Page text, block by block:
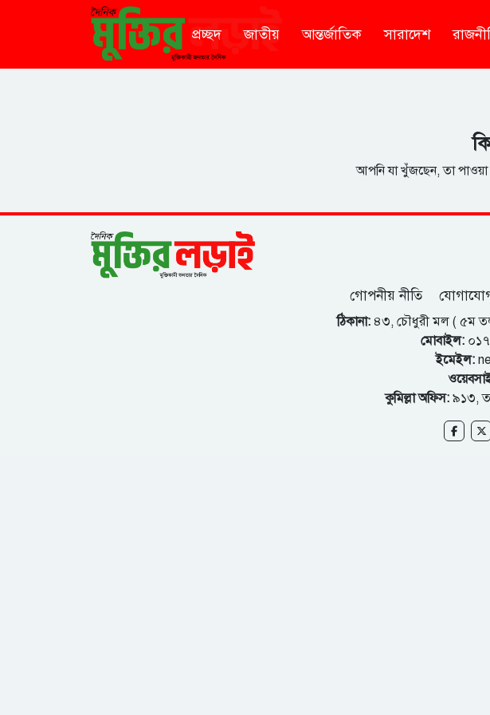
প্রচ্ছদ জাতীয় আন্তর্জাতিক সারাদেশ
আপনি যা খুঁজছেন, তা পাওয়া
গোপনীয় নীতি
ঠিকানা: ৪৩, চৌধুরী মল ( ৫ম
মোবাইল:
ইমেইল:
কুমিল্লা অফিস: ৯১৩,